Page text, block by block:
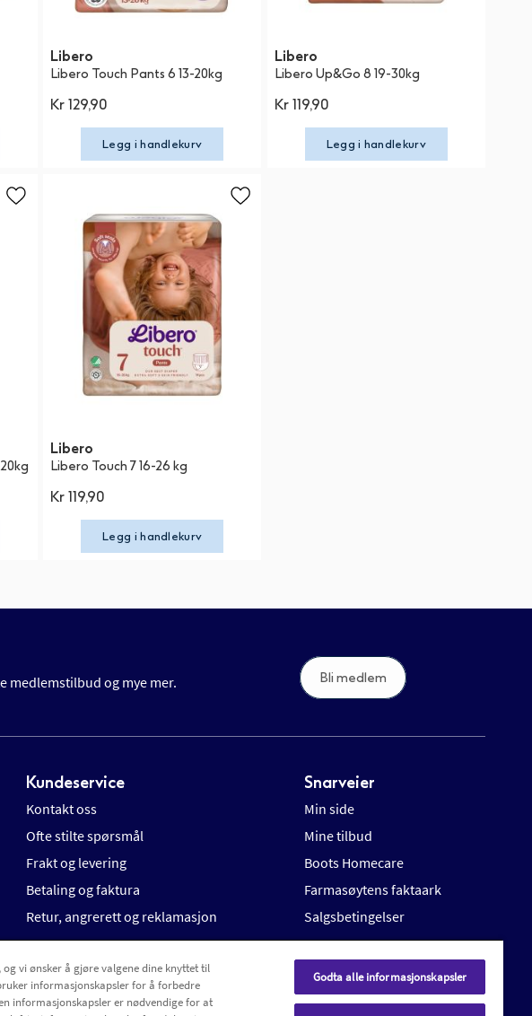
Libero
Libero Touch Pants 6 13-20kg
Kr 129,90
Legg i handlekurv
Libero
Libero Up&Go 8 19-30kg
Kr 119,90
Legg i handlekurv
Libero
Libero Touch 7 16-26 kg
Kr 119,90
Legg i handlekurv
medlemstilbud og mye mer. Bli medlem
Kundeservice
Kontakt oss
Ofte stilte spørsmål
Frakt og levering
Betaling og faktura
Retur, angrerett og reklamasjon
Snarveier
Min side
Mine tilbud
Boots Homecare
Farmasøytens faktaark
Salgsbetingelser
vi ønsker å gjøre valgene dine knyttet til
informasjonskapsler for å forbedre
informasjonskapsler er nødvendige for at
Godta alle informasjonskapsler